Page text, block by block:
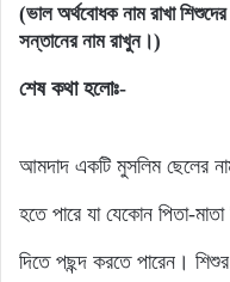
(ভাল অর্থবোধক নাম রাখা
সন্তানের নাম রাখুন।)
শেষ কথা হলোঃ-
আমদাদ একটি মুসলিম ছেলের
হতে পারে যা যেকোন পিতা-
দিতে পছন্দ করতে পারেন।